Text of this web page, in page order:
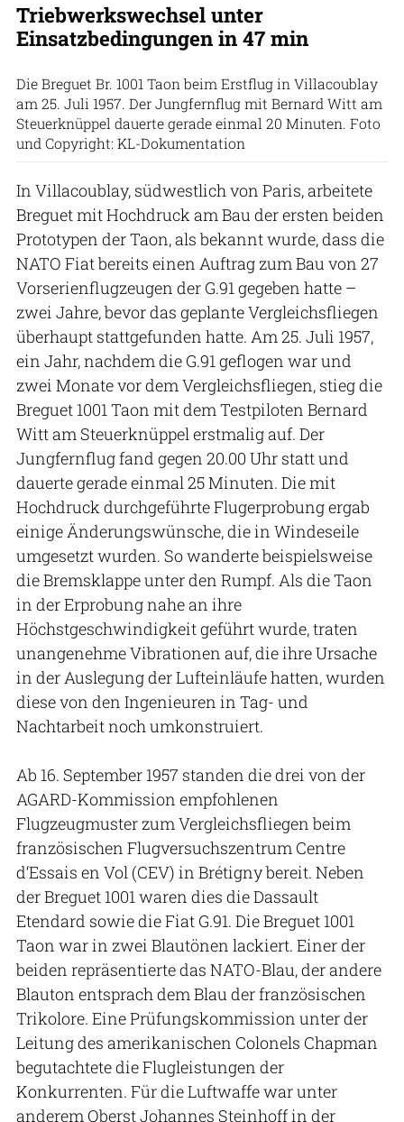
Triebwerkswechsel unter
Einsatzbedingungen in 47 min
Die Breguet Br. 1001 Taon beim Erstflug in Villacoublay
am 25. Juli 1957. Der Jungfernflug mit Bernard Witt am
Steuerknüppel dauerte gerade einmal 20 Minuten. Foto
und Copyright: KL-Dokumentation
In Villacoublay, südwestlich von Paris, arbeitete
Breguet mit Hochdruck am Bau der ersten beiden
Prototypen der Taon, als bekannt wurde, dass die
NATO Fiat bereits einen Auftrag zum Bau von 27
Vorserienflugzeugen der G.91 gegeben hatte –
zwei Jahre, bevor das geplante Vergleichsfliegen
überhaupt stattgefunden hatte. Am 25. Juli 1957,
ein Jahr, nachdem die G.91 geflogen war und
zwei Monate vor dem Vergleichsfliegen, stieg die
Breguet 1001 Taon mit dem Testpiloten Bernard
Witt am Steuerknüppel erstmalig auf. Der
Jungfernflug fand gegen 20.00 Uhr statt und
dauerte gerade einmal 25 Minuten. Die mit
Hochdruck durchgeführte Flugerprobung ergab
einige Änderungswünsche, die in Windeseile
umgesetzt wurden. So wanderte beispielsweise
die Bremsklappe unter den Rumpf. Als die Taon
in der Erprobung nahe an ihre
Höchstgeschwindigkeit geführt wurde, traten
unangenehme Vibrationen auf, die ihre Ursache
in der Auslegung der Lufteinläufe hatten, wurden
diese von den Ingenieuren in Tag- und
Nachtarbeit noch umkonstruiert.
Ab 16. September 1957 standen die drei von der
AGARD-Kommission empfohlenen
Flugzeugmuster zum Vergleichsfliegen beim
französischen Flugversuchszentrum Centre
d‘Essais en Vol (CEV) in Brétigny bereit. Neben
der Breguet 1001 waren dies die Dassault
Etendard sowie die Fiat G.91. Die Breguet 1001
Taon war in zwei Blautönen lackiert. Einer der
beiden repräsentierte das NATO-Blau, der andere
Blauton entsprach dem Blau der französischen
Trikolore. Eine Prüfungskommission unter der
Leitung des amerikanischen Colonels Chapman
begutachtete die Flugleistungen der
Konkurrenten. Für die Luftwaffe war unter
anderem Oberst Johannes Steinhoff in der